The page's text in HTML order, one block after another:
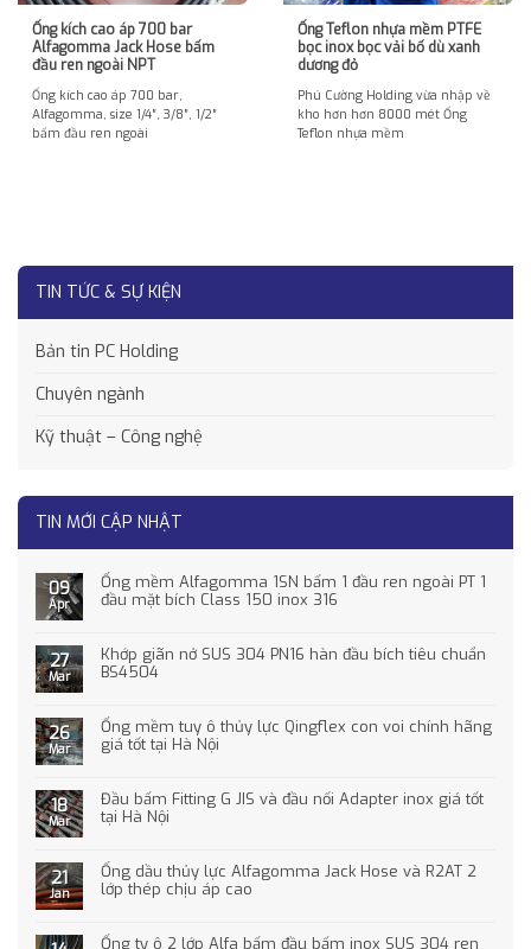
TIN TỨC & SỰ KIỆN
Bản tin PC Holding
Chuyên ngành
Kỹ thuật – Công nghệ
TIN MỚI CẬP NHẬT
09
Apr
Ống mềm Alfagomma 1SN bấm 1 đầu ren ngoài PT 1
đầu mặt bích Class 150 inox 316
27
Mar
Khớp giãn nở SUS 304 PN16 hàn đầu bích tiêu chuẩn
BS4504
26
Mar
Ống mềm tuy ô thủy lực Qingflex con voi chính hãng
giá tốt tại Hà Nội
18
Mar
Đầu bấm Fitting G JIS và đầu nối Adapter inox giá tốt
tại Hà Nội
21
Jan
Ống dầu thủy lực Alfagomma Jack Hose và R2AT 2
lớp thép chịu áp cao
Ống ty ô 2 lớp Alfa bấm đầu bấm inox SUS 304 ren
Ống kích cao áp 700 bar
Alfagomma Jack Hose bấm
đầu ren ngoài NPT
Ống kích cao áp 700 bar,
Alfagomma, size 1/4″, 3/8″, 1/2″
bấm đầu ren ngoài
Ống Teflon nhựa mềm PTFE
bọc inox bọc vải bố dù xanh
dương đỏ
Phú Cường Holding vừa nhập về
kho hơn hơn 8000 mét Ống
Teflon nhựa mềm